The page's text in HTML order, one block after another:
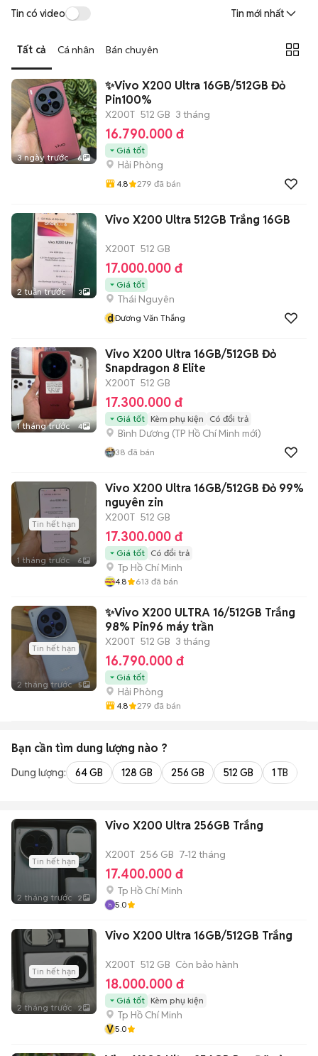
Tin có video Tin mới nhất
Tất cả Cá nhân Bán chuyên
3 ngày trước 6
✨Vivo X200 Ultra 16GB/512GB Đỏ
Pin100%
X200T 512 GB 3 tháng
16.790.000 đ
Giá tốt
Hải Phòng
4.8 279 đã bán
2 tuần trước 3
Vivo X200 Ultra 512GB Trắng 16GB
X200T 512 GB
17.000.000 đ
Giá tốt
Thái Nguyên
dDương Văn Thắng
1 tháng trước 4
Vivo X200 Ultra 16GB/512GB Đỏ
Snapdragon 8 Elite
X200T 512 GB
17.300.000 đ
Giá tốt Kèm phụ kiện Có đổi trả
Bình Dương (TP Hồ Chí Minh mới)
38 đã bán
Tin hết hạn
1 tháng trước 6
Vivo X200 Ultra 16GB/512GB Đỏ 99%
nguyên zin
X200T 512 GB
17.300.000 đ
Giá tốt Có đổi trả
Tp Hồ Chí Minh
4.8 613 đã bán
Tin hết hạn
2 tháng trước 5
✨Vivo X200 ULTRA 16/512GB Trắng
98% Pin96 máy trần
X200T 512 GB 3 tháng
16.790.000 đ
Giá tốt
Hải Phòng
4.8 279 đã bán
Bạn cần tìm dung lượng nào ?
Dung lượng: 64 GB 128 GB 256 GB 512 GB 1 TB
Tin hết hạn
2 tháng trước 2
Vivo X200 Ultra 256GB Trắng
X200T 256 GB 7-12 tháng
17.400.000 đ
Tp Hồ Chí Minh
5.0
Tin hết hạn
2 tháng trước 2
Vivo X200 Ultra 16GB/512GB Trắng
X200T 512 GB Còn bảo hành
18.000.000 đ
Giá tốt Kèm phụ kiện
Tp Hồ Chí Minh
V5.0